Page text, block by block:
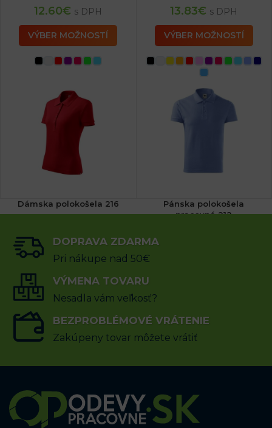
12.60€ s DPH
VÝBER MOŽNOSTÍ
13.83€ s DPH
VÝBER MOŽNOSTÍ
Dámska polokošela 216
16.19€ s DPH
VÝBER MOŽNOSTÍ
Pánska polokošela
pracovná 212
DOPRAVA ZDARMA
Pri nákupe nad 50€
VÝMENA TOVARU
Nesadla vám veľkosť?
BEZPROBLÉMOVÉ VRÁTENIE
Zakúpeny tovar môžete vrátiť